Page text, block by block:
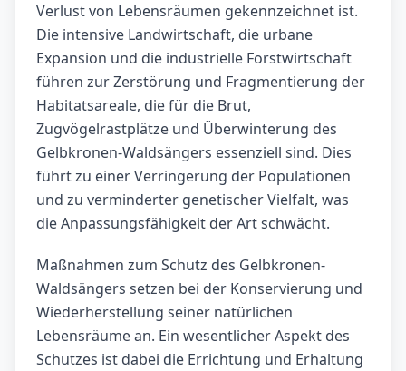
Verlust von Lebensräumen gekennzeichnet ist.
Die intensive Landwirtschaft, die urbane
Expansion und die industrielle Forstwirtschaft
führen zur Zerstörung und Fragmentierung der
Habitatsareale, die für die Brut,
Zugvögelrastplätze und Überwinterung des
Gelbkronen-Waldsängers essenziell sind. Dies
führt zu einer Verringerung der Populationen
und zu verminderter genetischer Vielfalt, was
die Anpassungsfähigkeit der Art schwächt.
Maßnahmen zum Schutz des Gelbkronen-
Waldsängers setzen bei der Konservierung und
Wiederherstellung seiner natürlichen
Lebensräume an. Ein wesentlicher Aspekt des
Schutzes ist dabei die Errichtung und Erhaltung